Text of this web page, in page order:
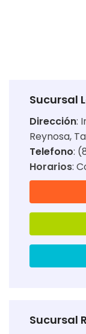
Sucursal
Dirección:
Reynosa,
Telefono:
Horarios:
Sucursal